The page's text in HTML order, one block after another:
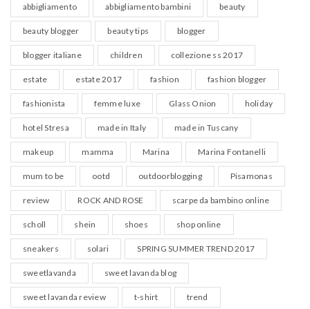
abbigliamento abbigliamento bambini beauty
beauty blogger beauty tips blogger
blogger italiane children collezione ss 2017
estate estate 2017 fashion fashion blogger
fashionista femme luxe Glass Onion holiday
hotel Stresa made in Italy made in Tuscany
makeup mamma Marina Marina Fontanelli
mum to be ootd outdoorblogging Pisamonas
review ROCK AND ROSE scarpe da bambino online
scholl shein shoes shop online
sneakers solari SPRING SUMMER TREND 2017
sweetlavanda sweet lavanda blog
sweet lavanda review t-shirt trend